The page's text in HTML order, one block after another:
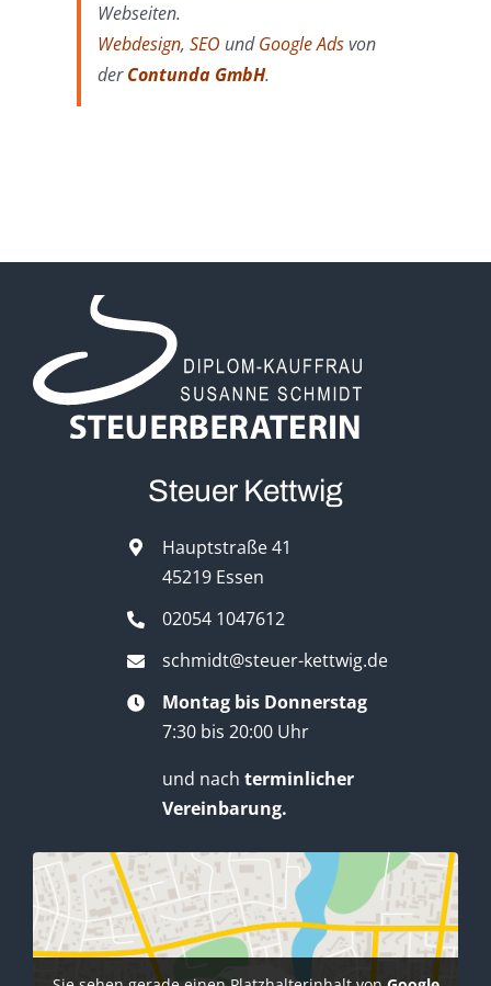
Webseiten.
Webdesign, SEO undGoogle Adsvon
derContunda GmbH.
Steuer Kettwig
Hauptstraße 41
45219 Essen
02054 1047612
schmidt@steuer-kettwig.de
Montag bis Donnerstag
7:30 bis 20:00 Uhr
und nachterminlicher
Vereinbarung.